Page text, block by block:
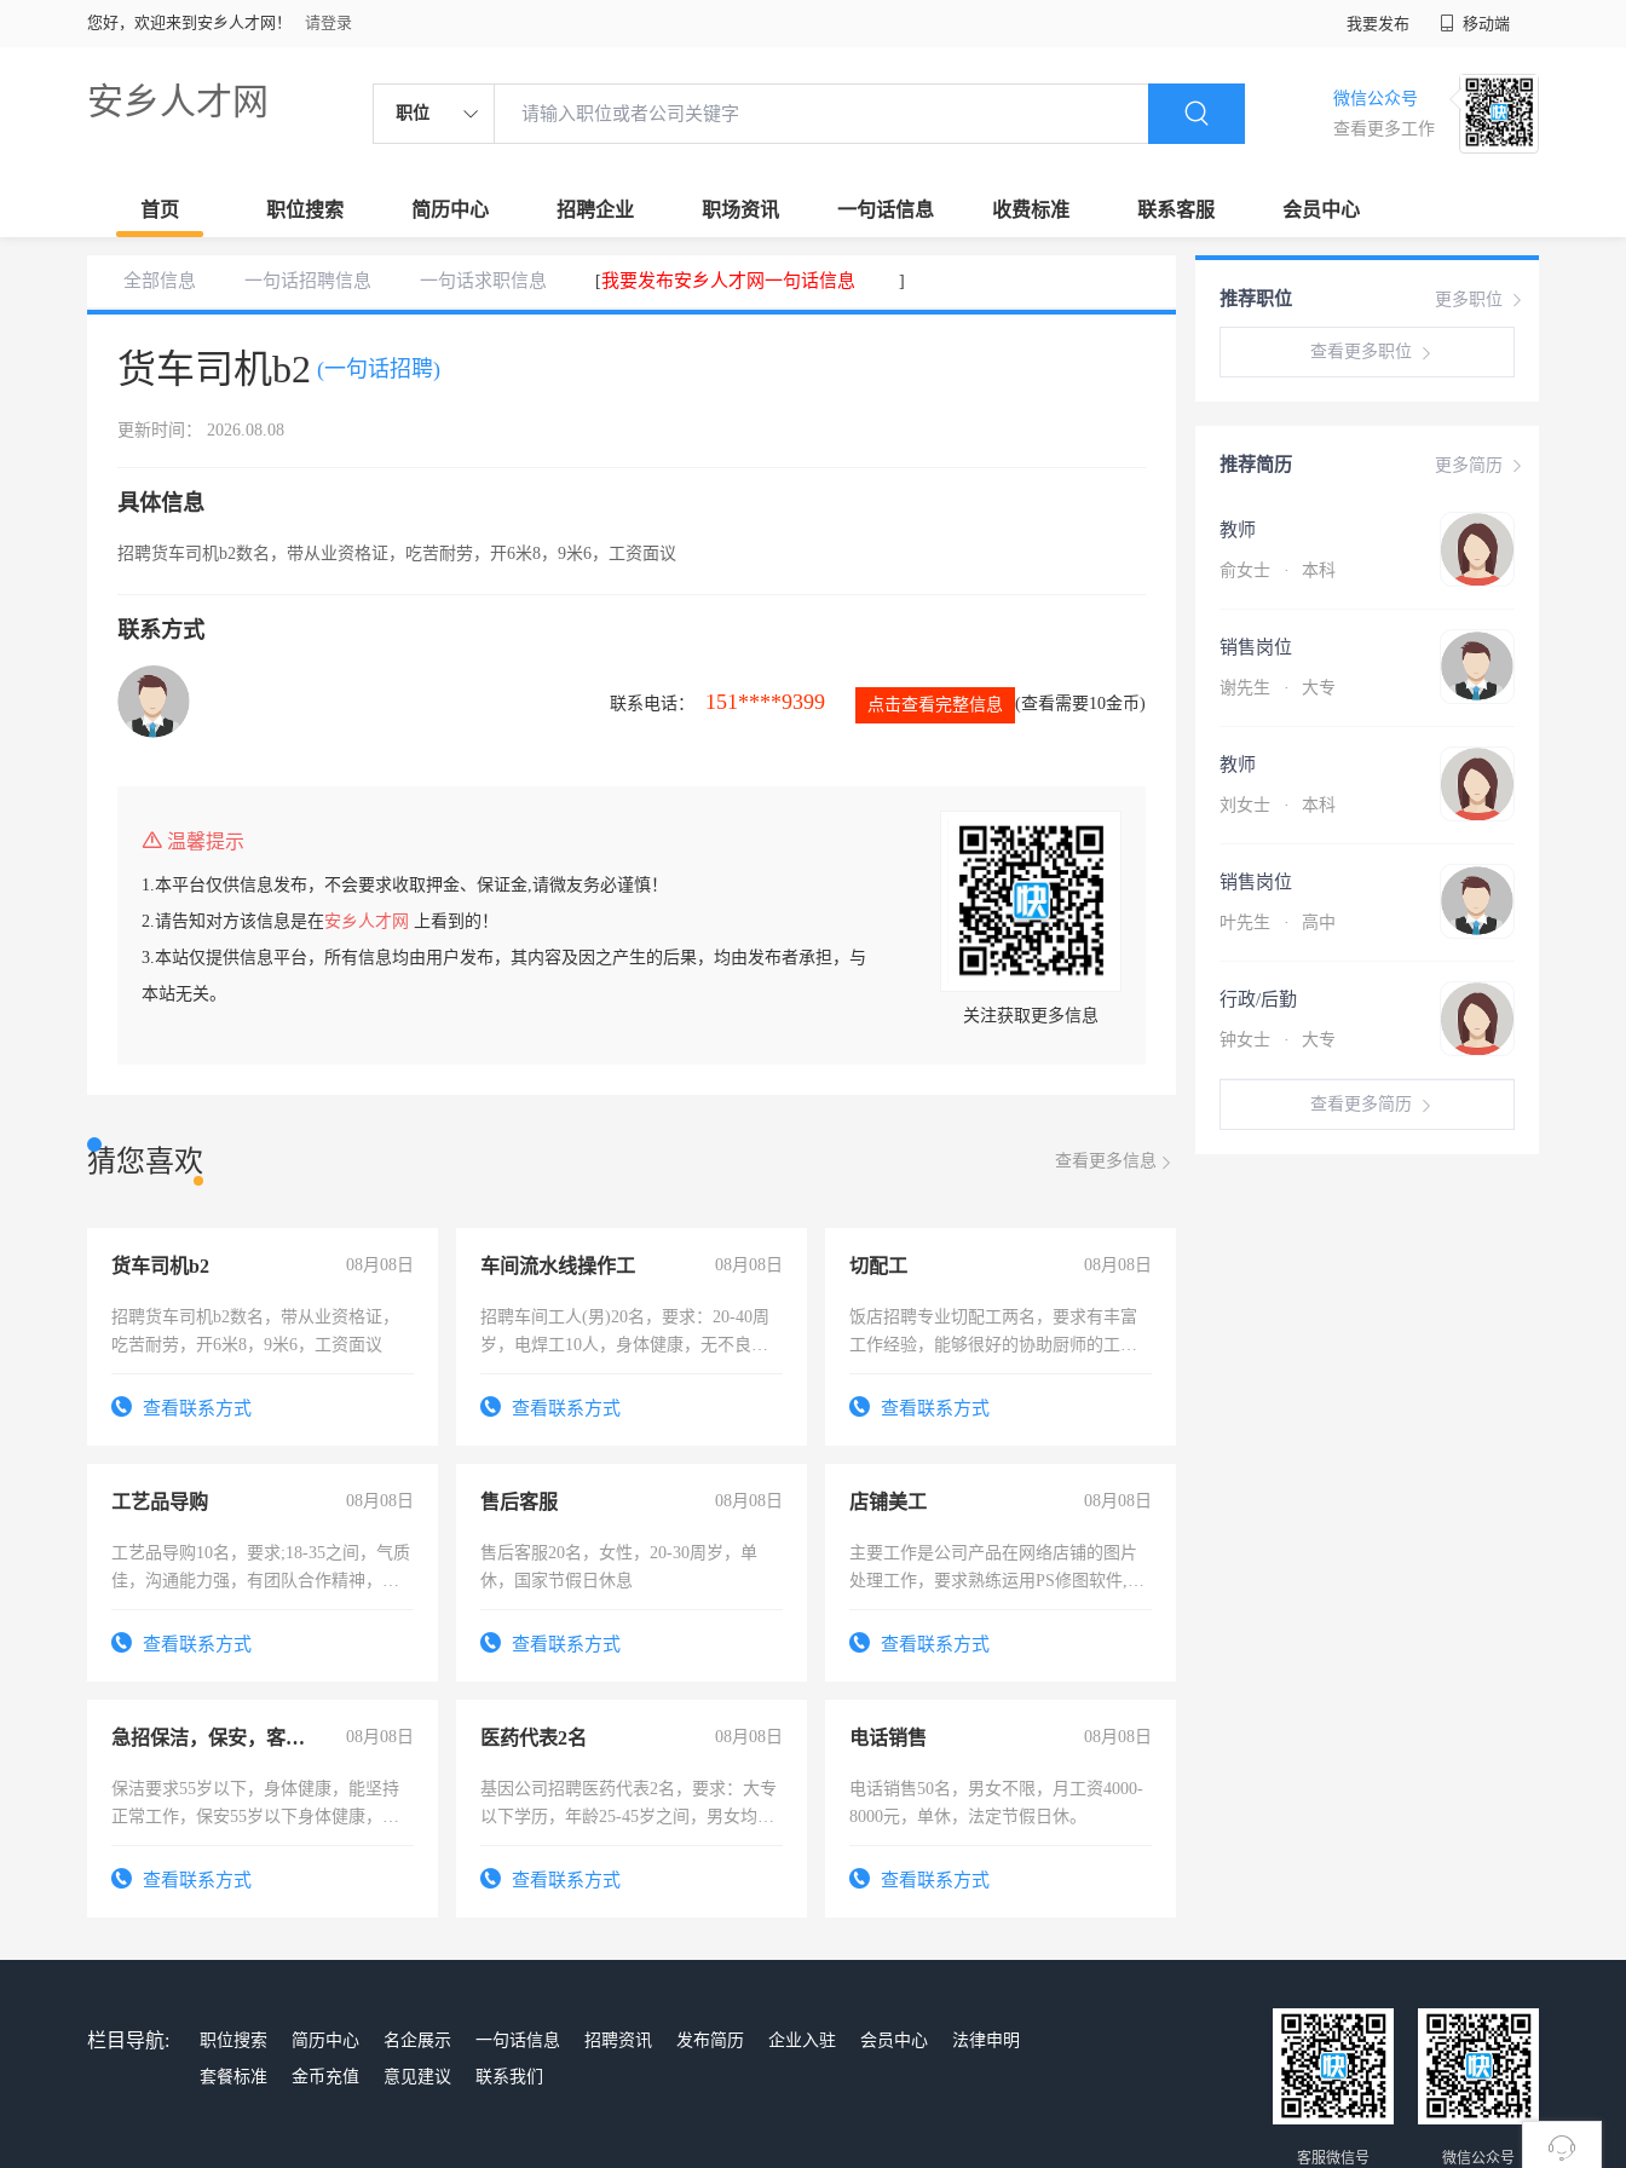
您好，欢迎来到安乡人才网！ 请登录 我要发布 移动端
安乡人才网 职位
微信公众号
查看更多工作
首页 职位搜索 简历中心 招聘企业 职场资讯 一句话信息 收费标准 联系客服 会员中心
全部信息 一句话招聘信息 一句话求职信息 [我要发布安乡人才网一句话信息 ]
货车司机b2 (一句话招聘)
更新时间： 2026.08.08
具体信息
招聘货车司机b2数名，带从业资格证，吃苦耐劳，开6米8，9米6，工资面议
联系方式
联系电话： 151****9399 点击查看完整信息 (查看需要10金币)
温馨提示
1.本平台仅供信息发布，不会要求收取押金、保证金,请微友务必谨慎！
2.请告知对方该信息是在安乡人才网
上看到的！
3.本站仅提供信息平台，所有信息均由用户发布，其内容及因之产生的后果，均由发布者承担，与
本站无关。
关注获取更多信息
猜您喜欢 查看更多信息
货车司机b2 08月08日
招聘货车司机b2数名，带从业资格证，
吃苦耐劳，开6米8，9米6，工资面议
查看联系方式
车间流水线操作工 08月08日
招聘车间工人(男)20名，要求：20-40周
岁，电焊工10人，身体健康，无不良嗜
宿，免费发放劳保用品，两班倒，每月
查看联系方式
切配工 08月08日
饭店招聘专业切配工两名，要求有丰富
工作经验，能够很好的协助厨师的工
4500。查看联系方式
工艺品导购 08月08日
工艺品导购10名，要求;18-35之间，气质
佳，沟通能力强，有团队合作精神，有
查看联系方式
售后客服 08月08日
售后客服20名，女性，20-30周岁，单
休，国家节假日休息
查看联系方式
店铺美工 08月08日
主要工作是公司产品在网络店铺的图片
处理工作，要求熟练运用PS修图软件,工
查看联系方式
急招保洁，保安，客服，工程 08月08日
保洁要求55岁以下，身体健康，能坚持
正常工作，保安55岁以下身体健康，有
录，客服要求45岁以下高中以上文化，
查看联系方式
医药代表2名 08月08日
基因公司招聘医药代表2名，要求：大专
以下学历，年龄25-45岁之间，男女均
表或者有医学资质的优先，底薪+绩效，
查看联系方式
电话销售 08月08日
电话销售50名，男女不限，月工资4000-
8000元，单休，法定节假日休。
查看联系方式
更多职位
推荐职位
查看更多职位
更多简历
推荐简历
教师
俞女士 · 本科
销售岗位
谢先生 · 大专
教师
刘女士 · 本科
销售岗位
叶先生 · 高中
行政/后勤
钟女士 · 大专
查看更多简历
栏目导航: 职位搜索 简历中心 名企展示 一句话信息 招聘资讯 发布简历 企业入驻 会员中心
法律申明
套餐标准
金币充值 意见建议 联系我们
微信公众号
客服微信号